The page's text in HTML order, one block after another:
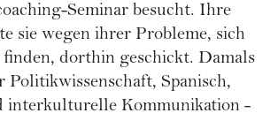
Seminar besucht. Ihre
sie wegen ihrer Probleme, sich
dorthin geschickt. Damals
Politikwissenschaft, Spanisch,
interkulturelle Kommunikation -